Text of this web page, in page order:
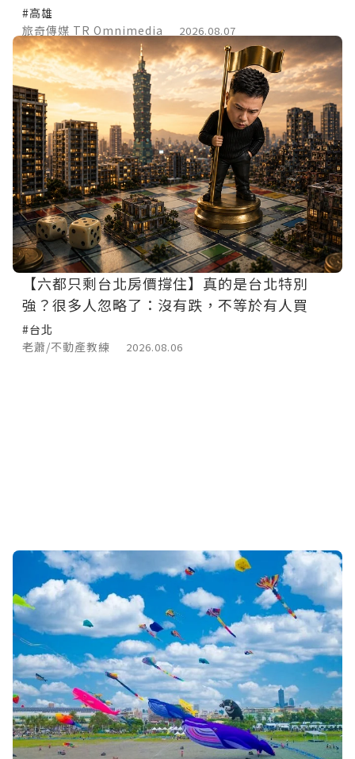
#高雄
旅奇傳媒 TR Omnimedia
2026.08.07
【六都只剩台北房價撐住】真的是台北特別
強？很多人忽略了：沒有跌，不等於有人買
#台北
老蕭/不動產教練
2026.08.06